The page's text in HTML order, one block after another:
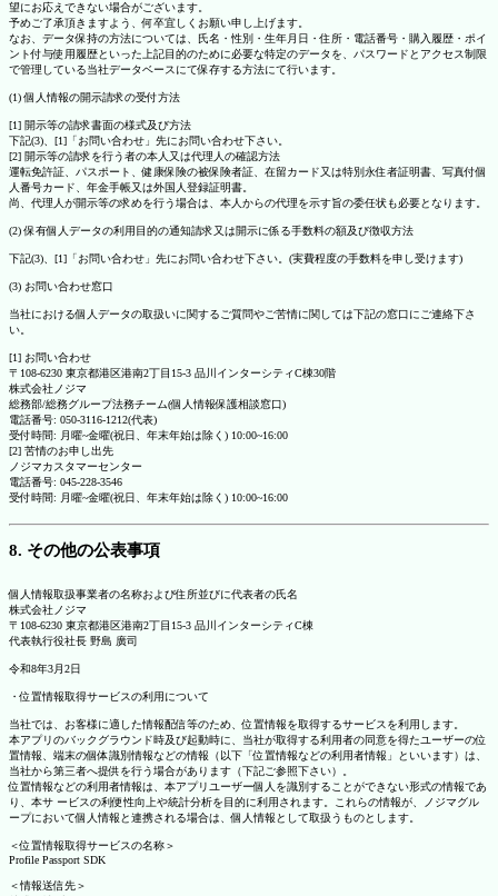
望にお応えできない場合がございます。
予めご了承頂きますよう、何卒宜しくお願い申し上げます。
なお、データ保持の方法については、氏名・性別・生年月日・住所・電話番号・購入履歴・ポイ
ント付与使用履歴といった上記目的のために必要な特定のデータを、パスワードとアクセス制限
で管理している当社データベースにて保存する方法にて行います。
(1) 個人情報の開示請求の受付方法
[1] 開示等の請求書面の様式及び方法
下記(3)、[1]「お問い合わせ」先にお問い合わせ下さい。
[2] 開示等の請求を行う者の本人又は代理人の確認方法
運転免許証、パスポート、健康保険の被保険者証、在留カード又は特別永住者証明書、写真付個
人番号カード、年金手帳又は外国人登録証明書。
尚、代理人が開示等の求めを行う場合は、本人からの代理を示す旨の委任状も必要となります。
(2) 保有個人データの利用目的の通知請求又は開示に係る手数料の額及び徴収方法
下記(3)、[1]「お問い合わせ」先にお問い合わせ下さい。(実費程度の手数料を申し受けます)
(3) お問い合わせ窓口
当社における個人データの取扱いに関するご質問やご苦情に関しては下記の窓口にご連絡下さ
い。
[1] お問い合わせ
〒108-6230 東京都港区港南2丁目15-3 品川インターシティC棟30階
株式会社ノジマ
総務部/総務グループ法務チーム(個人情報保護相談窓口)
電話番号: 050-3116-1212(代表)
受付時間: 月曜~金曜(祝日、年末年始は除く) 10:00~16:00
[2] 苦情のお申し出先
ノジマカスタマーセンター
電話番号: 045-228-3546
受付時間: 月曜~金曜(祝日、年末年始は除く) 10:00~16:00
8. その他の公表事項
個人情報取扱事業者の名称および住所並びに代表者の氏名
株式会社ノジマ
〒108-6230 東京都港区港南2丁目15-3 品川インターシティC棟
代表執行役社長 野島 廣司
令和8年3月2日
・位置情報取得サービスの利用について
当社では、お客様に適した情報配信等のため、位置情報を取得するサービスを利用します。
本アプリのバックグラウンド時及び起動時に、当社が取得する利用者の同意を得たユーザーの位
置情報、端末の個体識別情報などの情報（以下「位置情報などの利用者情報」といいます）は、
当社から第三者へ提供を行う場合があります（下記ご参照下さい）。
位置情報などの利用者情報は、本アプリユーザー個人を識別することができない形式の情報であ
り、本サ ービスの利便性向上や統計分析を目的に利用されます。これらの情報が、ノジマグル
ープにおいて個人情報と連携される場合は、個人情報として取扱うものとします。
＜位置情報取得サービスの名称＞
Profile Passport SDK
＜情報送信先＞